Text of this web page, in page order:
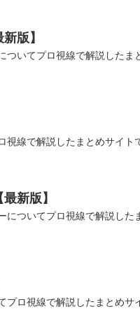
版】
いてプロ視線で解説したま
視線で解説したまとめサイ
新版】
ついてプロ視線で解説した
ロ視線で解説したまとめサ